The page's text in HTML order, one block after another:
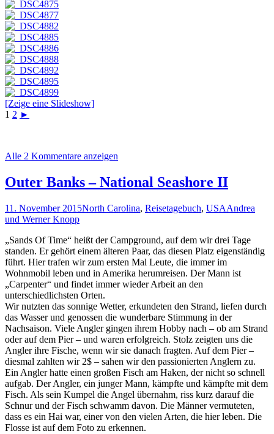
[Zeige eine Slideshow]
1 2 ►
Alle 2 Kommentare anzeigen
Outer Banks – National Seashore II
11. November 2015North Carolina, Reisetagebuch, USAAndrea
und Werner Knopp
„Sands Of Time“ heißt der Campground, auf dem wir drei Tage
standen. Er gehört einem älteren Paar, das diesen Platz eigenständig
führt. Hier trafen wir zum ersten Mal Leute, die immer im
Wohnmobil leben und in Amerika herumreisen. Der Mann ist
„Carpenter“ und findet immer wieder Arbeit an den
unterschiedlichsten Orten.
Wir nutzten das sonnige Wetter, erkundeten den Strand, liefen durch
das Wasser und genossen die wunderbare Stimmung in der
Nachsaison. Viele Angler gingen ihrem Hobby nach – ob am Strand
oder auf dem Pier – und waren erfolgreich. Stolz zeigten uns die
Angler ihre Fische, wenn wir sie danach fragten. Auf dem Pier –
diesmal zahlten wir 2$ – sahen wir den passionierten Anglern zu.
Ein Angler hatte einen großen Fisch am Haken, der nicht so schnell
aufgab. Der Angler, ein junger Mann, kämpfte und kämpfte mit dem
Fisch. Als sein Kumpel die Angel übernahm, riss kurz darauf die
Schnur und der Fisch schwamm davon. Die Männer vermuteten,
dass es ein Hai war, einer von den vielen Arten, die hier leben. Die
Flosse ist auf dem Foto zu erkennen.